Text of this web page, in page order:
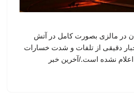
در مالزی بصورت کامل در آتش
دقیقی از تلفات و شدت خسارات
اعلام نشده است./آخرین خبر